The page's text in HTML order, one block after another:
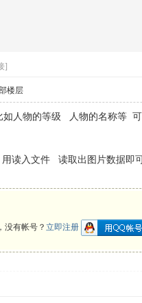
]
楼层
如人物的等级 人物的名称等
读入文件 读取出图片数据即
没有帐号？ 立即注册